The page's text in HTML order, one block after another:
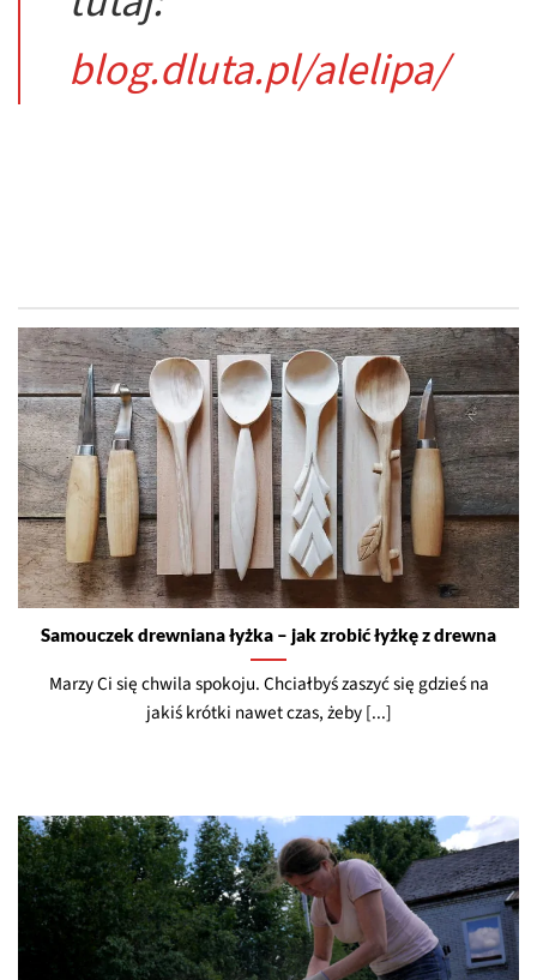
blog.dluta.pl/alelipa/
Samouczek drewniana łyżka – jak zrobić łyżkę z drewna
Marzy Ci się chwila spokoju. Chciałbyś zaszyć się gdzieś na
jakiś krótki nawet czas, żeby [...]